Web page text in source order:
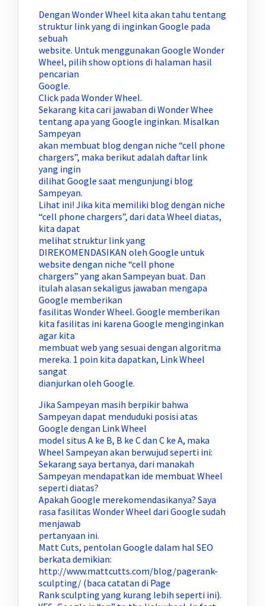
Dengan Wonder Wheel kita akan tahu tentang
struktur link yang di inginkan Google pada
sebuah
website. Untuk menggunakan Google Wonder
Wheel, pilih show options di halaman hasil
pencarian
Google.
Click pada Wonder Wheel.
Sekarang kita cari jawaban di Wonder Whee
tentang apa yang Google inginkan. Misalkan
Sampeyan
akan membuat blog dengan niche “cell phone
chargers”, maka berikut adalah daftar link
yang ingin
dilihat Google saat mengunjungi blog
Sampeyan.
Lihat ini! Jika kita memiliki blog dengan niche
“cell phone chargers”, dari data Wheel diatas,
kita dapat
melihat struktur link yang
DIREKOMENDASIKAN oleh Google untuk
website dengan niche “cell phone
chargers” yang akan Sampeyan buat. Dan
itulah alasan sekaligus jawaban mengapa
Google memberikan
fasilitas Wonder Wheel. Google memberikan
kita fasilitas ini karena Google menginginkan
agar kita
membuat web yang sesuai dengan algoritma
mereka. 1 poin kita dapatkan, Link Wheel
sangat
dianjurkan oleh Google.
Jika Sampeyan masih berpikir bahwa
Sampeyan dapat menduduki posisi atas
Google dengan Link Wheel
model situs A ke B, B ke C dan C ke A, maka
Wheel Sampeyan akan berwujud seperti ini:
Sekarang saya bertanya, dari manakah
Sampeyan mendapatkan ide membuat Wheel
seperti diatas?
Apakah Google merekomendasikanya? Saya
rasa fasilitas Wonder Wheel dari Google sudah
menjawab
pertanyaan ini.
Matt Cuts, pentolan Google dalam hal SEO
berkata demikian:
http://www.mattcutts.com/blog/pagerank-
sculpting/ (baca catatan di Page
Rank sculpting yang kurang lebih seperti ini).